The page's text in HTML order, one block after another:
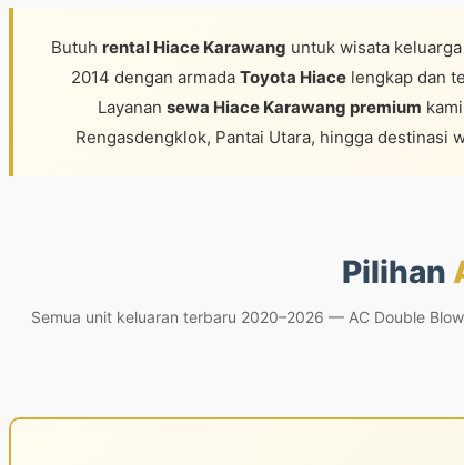
Butuh rental Hiace Karawang untuk wisata
2014 dengan armada Toyota Hiacelengkap dan
Layanan sewa Hiace Karawang premium
Rengasdengklok, Pantai Utara, hingga destinasi
Pilihan
Semua unit keluaran terbaru 2020–2026 — AC Double